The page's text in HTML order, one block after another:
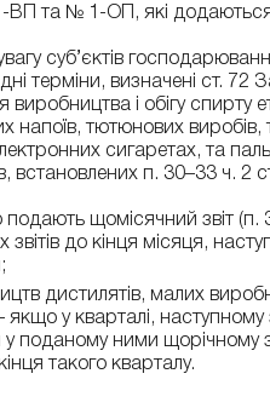
та № 1-ОП, які
суб’єктів
терміни, визначені ст. 72
і обігу спирту
напоїв, тютюнових
сигаретах, та
встановлених п. 30–33 ч. 2
подають щомісячний звіт
звітів до кінця місяця,
дистилятів, малих
якщо у кварталі,
поданому ними щорічному
такого кварталу.